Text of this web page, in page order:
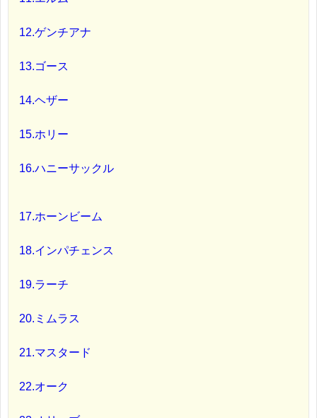
12.ゲンチアナ
13.ゴース
14.ヘザー
15.ホリー
16.ハニーサックル
17.ホーンビーム
18.インパチェンス
19.ラーチ
20.ミムラス
21.マスタード
22.オーク